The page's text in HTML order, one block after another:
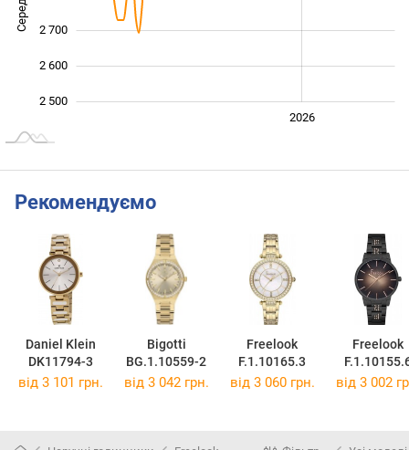
2 500
2 600
2 700
2026
Рекомендуємо
Daniel Klein
DK11794-3
Bigotti
BG.1.10559-2
Freelook
F.1.10165.3
Freelook
від 3 101 грн. від 3 042 грн. від 3 060 грн. від 3 002